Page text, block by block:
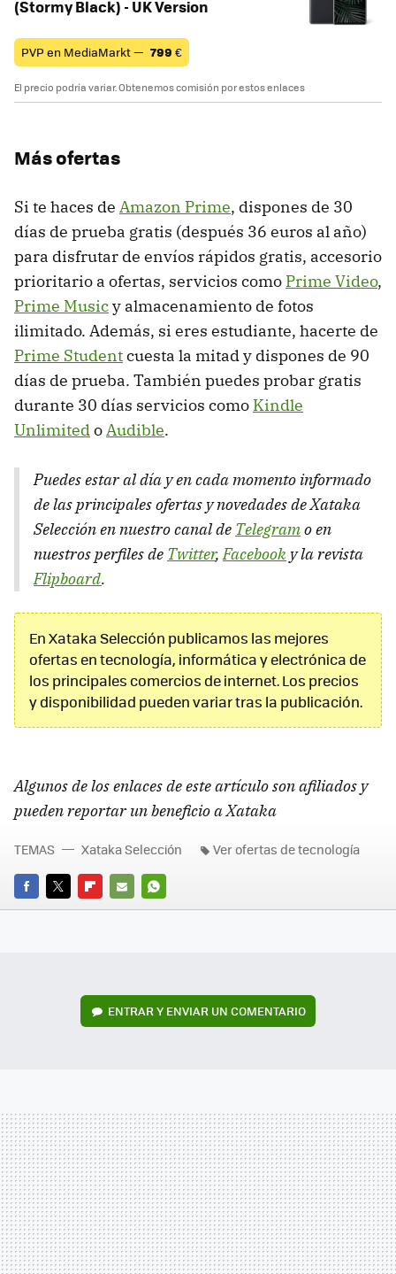
(Stormy Black) - UK Version
PVP en MediaMarkt — 799 €
El precio podría variar. Obtenemos comisión por estos enlaces
Más ofertas
Si te haces de Amazon Prime, dispones de 30
días de prueba gratis (después 36 euros al año)
para disfrutar de envíos rápidos gratis, accesorio
prioritario a ofertas, servicios como Prime Video,
Prime Musicy almacenamiento de fotos
ilimitado. Además, si eres estudiante, hacerte de
Prime Studentcuesta la mitad y dispones de 90
días de prueba. También puedes probar gratis
durante 30 días servicios como Kindle
UnlimitedoAudible.
Puedes estar al día y en cada momento informado
de las principales ofertas y novedades de Xataka
Selección en nuestro canal de Telegramo en
nuestros perfiles de Twitter,Facebook y la revista
Flipboard.
En Xataka Selección publicamos las mejores
ofertas en tecnología, informática y electrónica de
los principales comercios de internet. Los precios
y disponibilidad pueden variar tras la publicación.
Algunos de los enlaces de este artículo son afiliados y
pueden reportar un beneficio a Xataka
FACEBOOK
TWITTERFLIPBOARD
E-
WHATSAPP
TEMAS Xataka Selección Ver ofertas de tecnología
ENTRAR Y ENVIAR UN COMENTARIO